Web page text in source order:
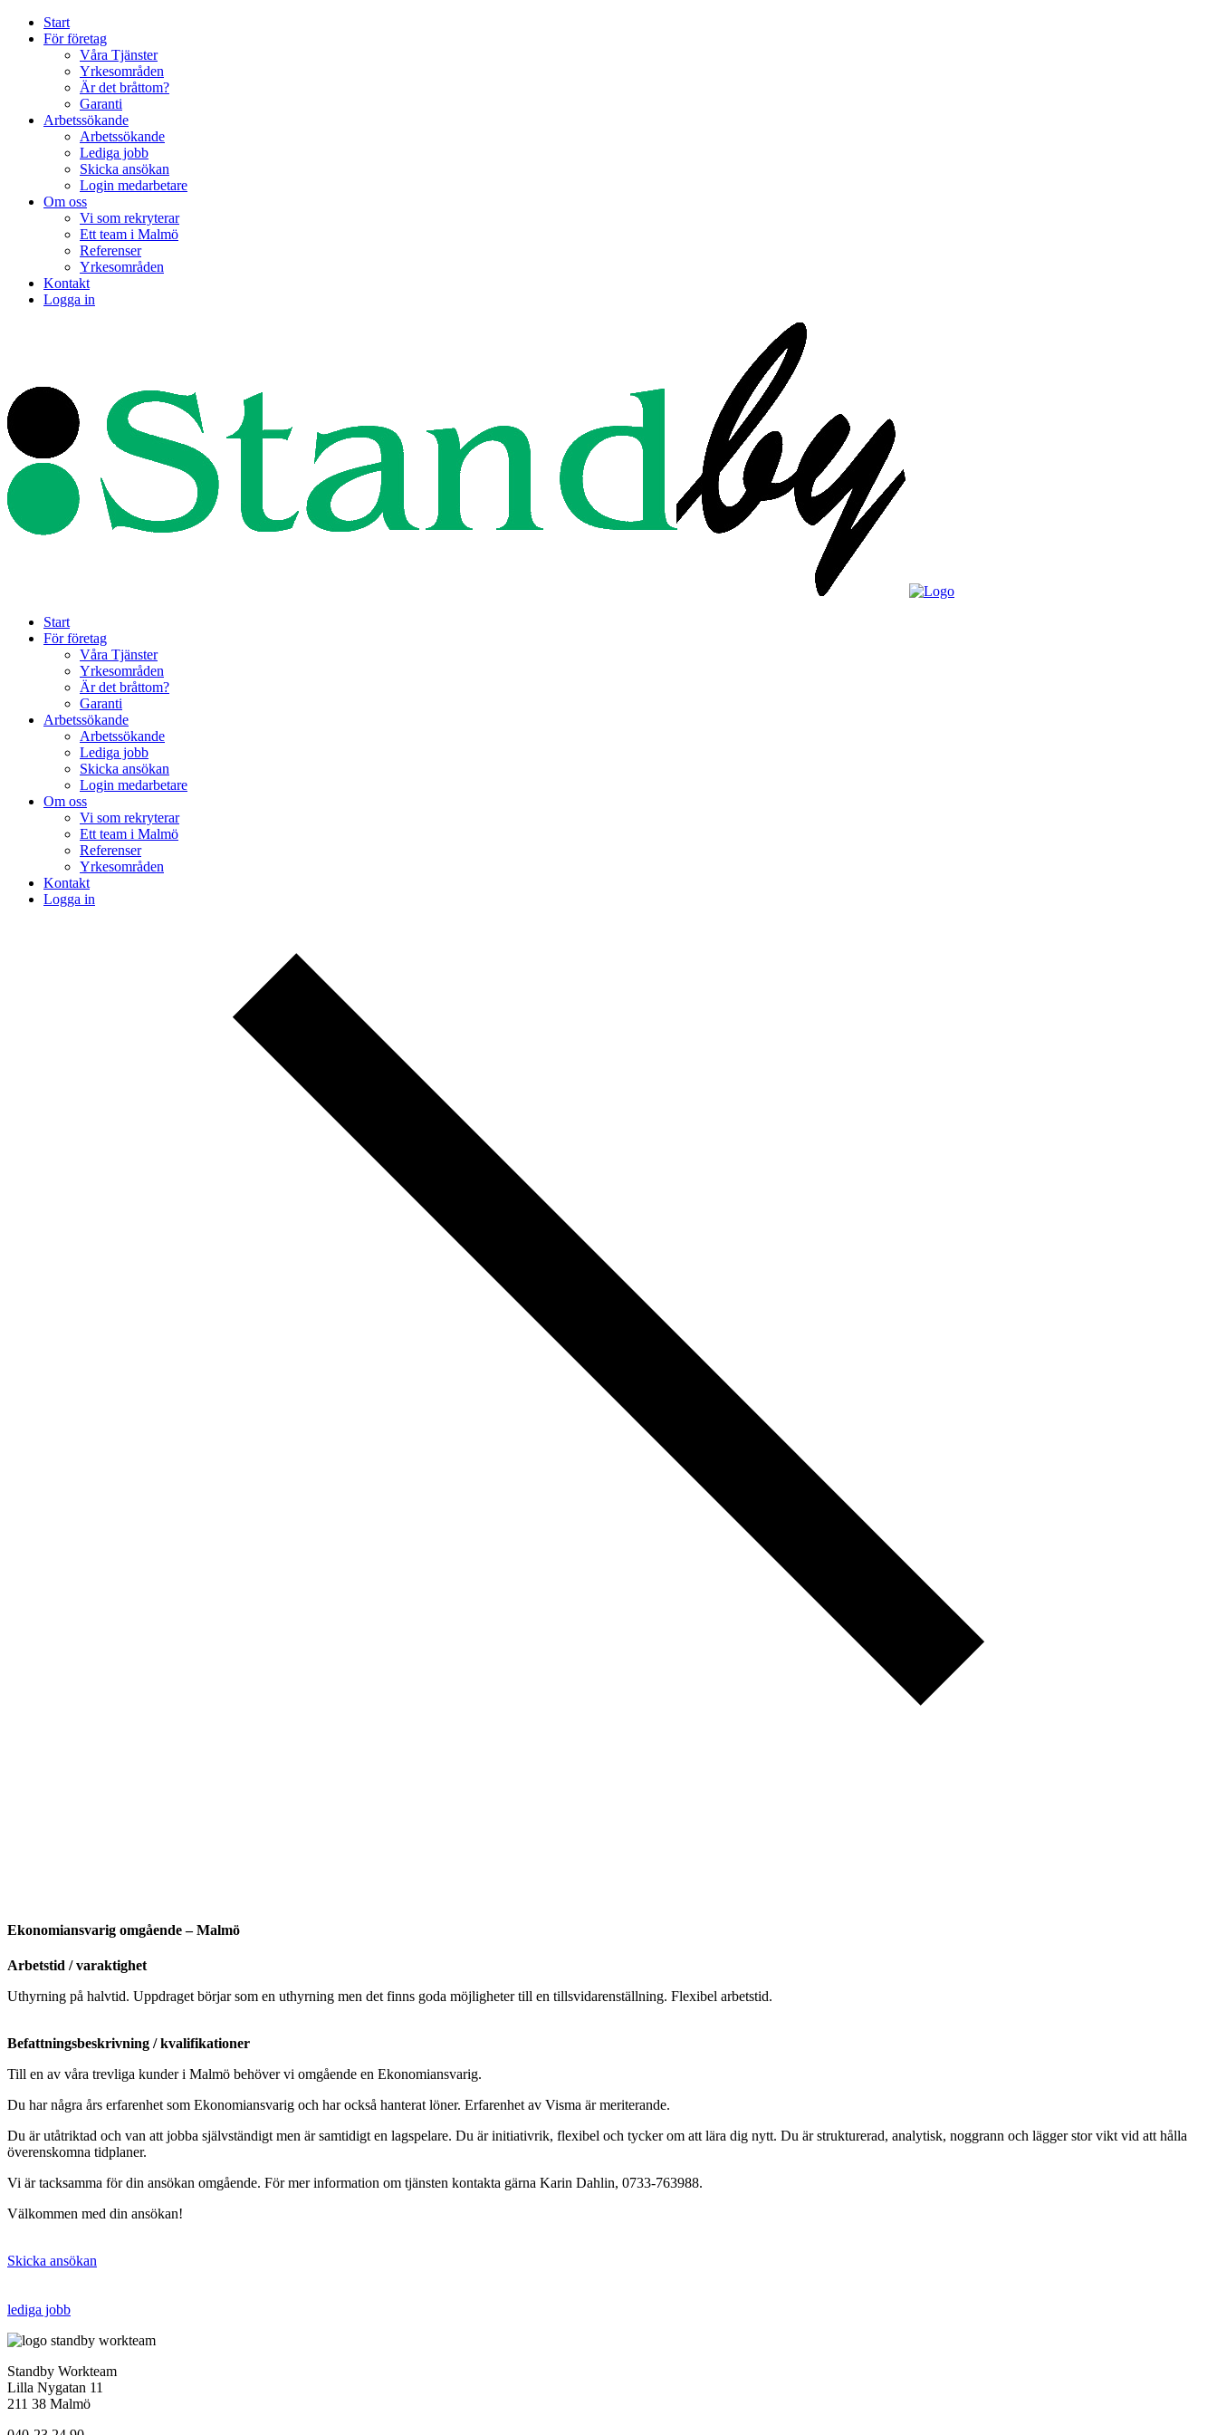
Start
För företag
Våra Tjänster
Yrkesområden
Är det bråttom?
Garanti
Arbetssökande
Arbetssökande
Lediga jobb
Skicka ansökan
Login medarbetare
Om oss
Vi som rekryterar
Ett team i Malmö
Referenser
Yrkesområden
Kontakt
Logga in
Start
För företag
Våra Tjänster
Yrkesområden
Är det bråttom?
Garanti
Arbetssökande
Arbetssökande
Lediga jobb
Skicka ansökan
Login medarbetare
Om oss
Vi som rekryterar
Ett team i Malmö
Referenser
Yrkesområden
Kontakt
Logga in
Ekonomiansvarig omgående – Malmö
Arbetstid / varaktighet
Uthyrning på halvtid. Uppdraget börjar som en uthyrning men det finns goda möjligheter till en tillsvidarenställning. Flexibel arbetstid.
Befattningsbeskrivning / kvalifikationer
Till en av våra trevliga kunder i Malmö behöver vi omgående en Ekonomiansvarig.
Du har några års erfarenhet som Ekonomiansvarig och har också hanterat löner. Erfarenhet av Visma är meriterande.
Du är utåtriktad och van att jobba självständigt men är samtidigt en lagspelare. Du är initiativrik, flexibel och tycker om att lära dig nytt. Du är strukturerad, analytisk, noggrann och lägger stor vikt vid att hålla
överenskomna tidplaner.
Vi är tacksamma för din ansökan omgående. För mer information om tjänsten kontakta gärna Karin Dahlin, 0733-763988.
Välkommen med din ansökan!
Skicka ansökan
lediga jobb
Standby Workteam
Lilla Nygatan 11
211 38 Malmö